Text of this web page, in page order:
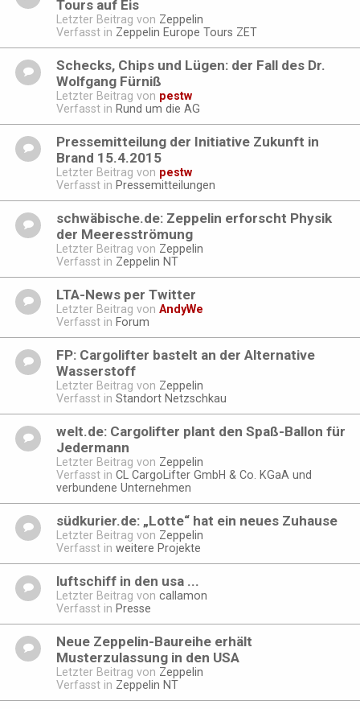
Tours auf Eis
Letzter Beitrag von Zeppelin
Verfasst in Zeppelin Europe Tours ZET
Schecks, Chips und Lügen: der Fall des Dr.
Wolfgang Fürniß
Letzter Beitrag von pestw
Verfasst in Rund um die AG
Pressemitteilung der Initiative Zukunft in
Brand 15.4.2015
Letzter Beitrag von pestw
Verfasst in Pressemitteilungen
schwäbische.de: Zeppelin erforscht Physik
der Meeresströmung
Letzter Beitrag von Zeppelin
Verfasst in Zeppelin NT
LTA-News per Twitter
Letzter Beitrag von AndyWe
Verfasst in Forum
FP: Cargolifter bastelt an der Alternative
Wasserstoff
Letzter Beitrag von Zeppelin
Verfasst in Standort Netzschkau
welt.de: Cargolifter plant den Spaß-Ballon für
Jedermann
Letzter Beitrag von Zeppelin
Verfasst in CL CargoLifter GmbH & Co. KGaA und
verbundene Unternehmen
südkurier.de: „Lotte“ hat ein neues Zuhause
Letzter Beitrag von Zeppelin
Verfasst in weitere Projekte
luftschiff in den usa ...
Letzter Beitrag von callamon
Verfasst in Presse
Neue Zeppelin-Baureihe erhält
Musterzulassung in den USA
Letzter Beitrag von Zeppelin
Verfasst in Zeppelin NT